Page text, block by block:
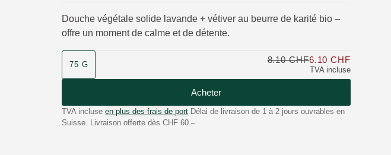
Douche végétale solide lavande + vétiver au beurre de karité bio –
offre un moment de calme et de détente.
75 G
TVA incluse
8.10 CHF6.10 CHF
Acheter
TVA incluse en plus des frais de port Délai de livraison de 1 à 2 jours ouvrables en
Suisse. Livraison offerte dès CHF 60.–